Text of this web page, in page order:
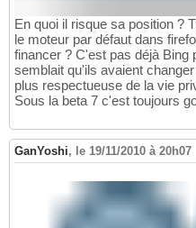
En quoi il risque sa position ?
le moteur par défaut dans
financer ? C'est pas déjà Bing
semblait qu'ils avaient
plus respectueuse de la vie
Sous la beta 7 c'est toujours
GanYoshi, le 19/11/2010 à 20h07